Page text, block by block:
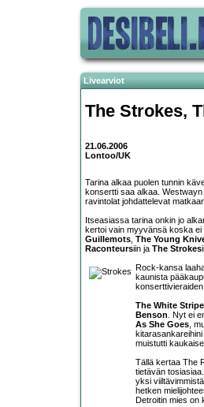
Livearviot
The Strokes,
21.06.2006
Lontoo/UK
Tarina alkaa puolen tunnin
konsertti saa alkaa.
ravintolat johdattelevat
Itseasiassa tarina onkin jo
kertoi vain myyvänsä koska ei
Guillemots, The Young
Raconteursiin ja The Strokes
Rock-kansa
kaunista
The White
Benson. Nyt ei
As She Goes,
muistutti
Tällä kertaa The
tietävän
yksi
hetken
Detroitin mies on